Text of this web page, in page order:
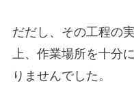
だだし、その工程の
上、作業場所を十分
りませんでした。